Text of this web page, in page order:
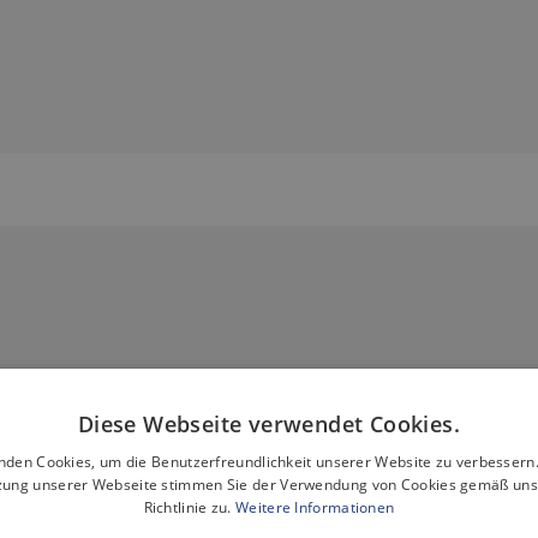
Lösungen aus derAmer
Diese Webseite verwendet Cookies.
Cookies, um die Benutzerfreundlichkeit unserer Website zu
unserer Webseite stimmen Sie der Verwendung von Cookies gemäß
Richtlinie zu. Weitere Informationen